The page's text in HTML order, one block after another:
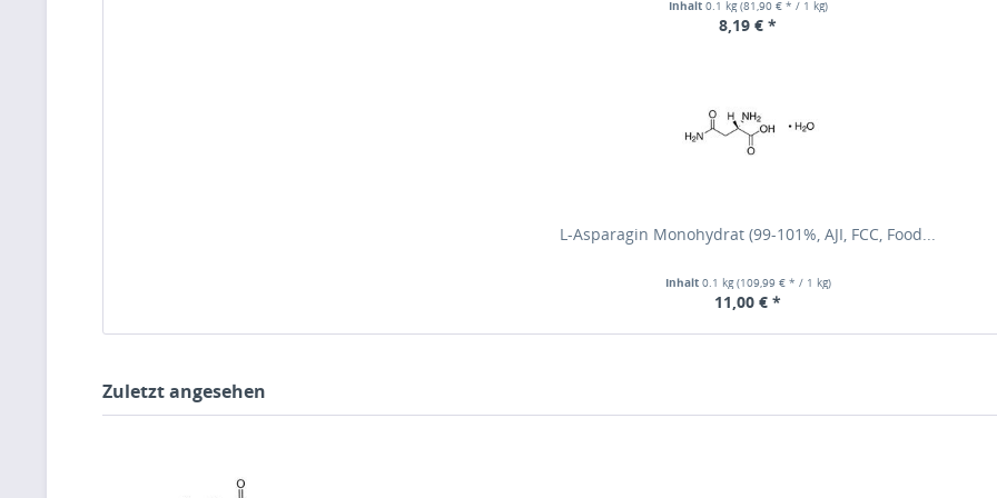
Inhalt 0.1 kg(81,90 € * / 1 kg)
8,19 € *
L-Asparagin Monohydrat (99-101%, AJI, FCC, Food...
Inhalt 0.1 kg(109,99 € * / 1 kg)
11,00 € *
Zuletzt angesehen